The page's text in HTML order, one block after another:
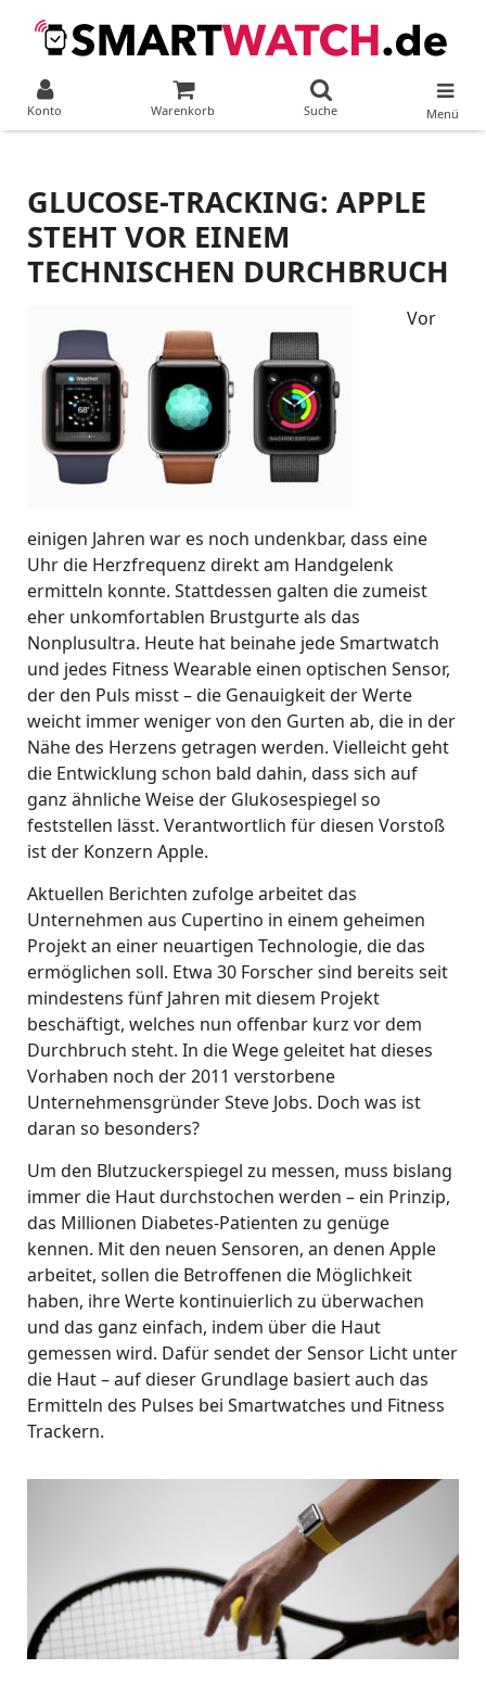
Konto Warenkorb Suche Menü
GLUCOSE-TRACKING: APPLE
STEHT VOR EINEM
TECHNISCHEN DURCHBRUCH
Vor
einigen Jahren war es noch undenkbar, dass eine
Uhr die Herzfrequenz direkt am Handgelenk
ermitteln konnte. Stattdessen galten die zumeist
eher unkomfortablen Brustgurte als das
Nonplusultra. Heute hat beinahe jede Smartwatch
und jedes Fitness Wearable einen optischen Sensor,
der den Puls misst – die Genauigkeit der Werte
weicht immer weniger von den Gurten ab, die in der
Nähe des Herzens getragen werden. Vielleicht geht
die Entwicklung schon bald dahin, dass sich auf
ganz ähnliche Weise der Glukosespiegel so
feststellen lässt. Verantwortlich für diesen Vorstoß
ist der Konzern Apple.
Aktuellen Berichten zufolge arbeitet das
Unternehmen aus Cupertino in einem geheimen
Projekt an einer neuartigen Technologie, die das
ermöglichen soll. Etwa 30 Forscher sind bereits seit
mindestens fünf Jahren mit diesem Projekt
beschäftigt, welches nun offenbar kurz vor dem
Durchbruch steht. In die Wege geleitet hat dieses
Vorhaben noch der 2011 verstorbene
Unternehmensgründer Steve Jobs. Doch was ist
daran so besonders?
Um den Blutzuckerspiegel zu messen, muss bislang
immer die Haut durchstochen werden – ein Prinzip,
das Millionen Diabetes-Patienten zu genüge
kennen. Mit den neuen Sensoren, an denen Apple
arbeitet, sollen die Betroffenen die Möglichkeit
haben, ihre Werte kontinuierlich zu überwachen
und das ganz einfach, indem über die Haut
gemessen wird. Dafür sendet der Sensor Licht unter
die Haut – auf dieser Grundlage basiert auch das
Ermitteln des Pulses bei Smartwatches und Fitness
Trackern.